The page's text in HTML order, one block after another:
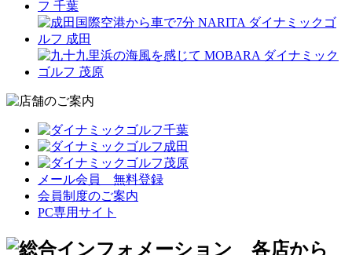
メール会員 無料登録
会員制度のご案内
PC専用サイト